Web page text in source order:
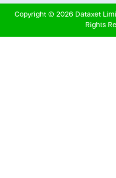
Copyright © 2026 Dataxet
Rights